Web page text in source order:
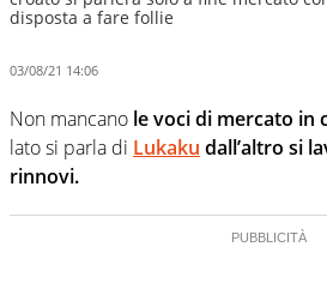
disposta a fare follie
03/08/21 14:06
Non mancano le voci di mercato in
lato si parla di Lukaku dall’altro si
rinnovi.